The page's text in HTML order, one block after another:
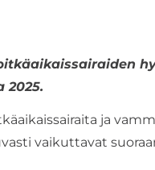
2025.
ja
vaikuttavat